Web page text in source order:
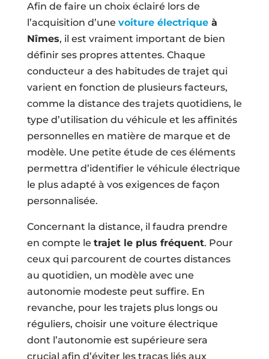
Afin de faire un choix éclairé lors de
l’acquisition d’une voiture électriqueà
Nîmes, il est vraiment important de bien
définir ses propres attentes. Chaque
conducteur a des habitudes de trajet qui
varient en fonction de plusieurs facteurs,
comme la distance des trajets quotidiens, le
type d’utilisation du véhicule et les affinités
personnelles en matière de marque et de
modèle. Une petite étude de ces éléments
permettra d’identifier le véhicule électrique
le plus adapté à vos exigences de façon
personnalisée.
Concernant la distance, il faudra prendre
en compte le trajet le plus fréquent. Pour
ceux qui parcourent de courtes distances
au quotidien, un modèle avec une
autonomie modeste peut suffire. En
revanche, pour les trajets plus longs ou
réguliers, choisir une voiture électrique
dont l’autonomie est supérieure sera
crucial afin d’éviter les tracas liés aux